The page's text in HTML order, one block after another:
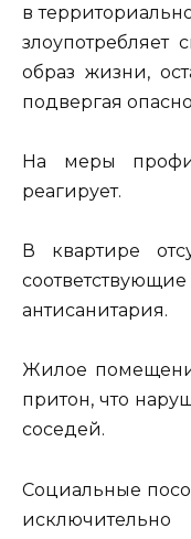
в
злоупотребляет
образ жизни,
подвергая
На меры
реагирует.
В квартире
антисанитария.
Жилое
притон, что
соседей.
Социальные